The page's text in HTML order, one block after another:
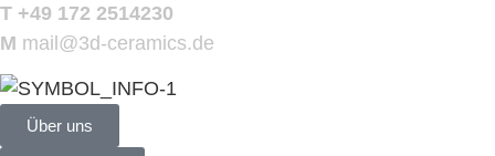
T +49 172 2514230
M mail@3d-ceramics.de
Über uns